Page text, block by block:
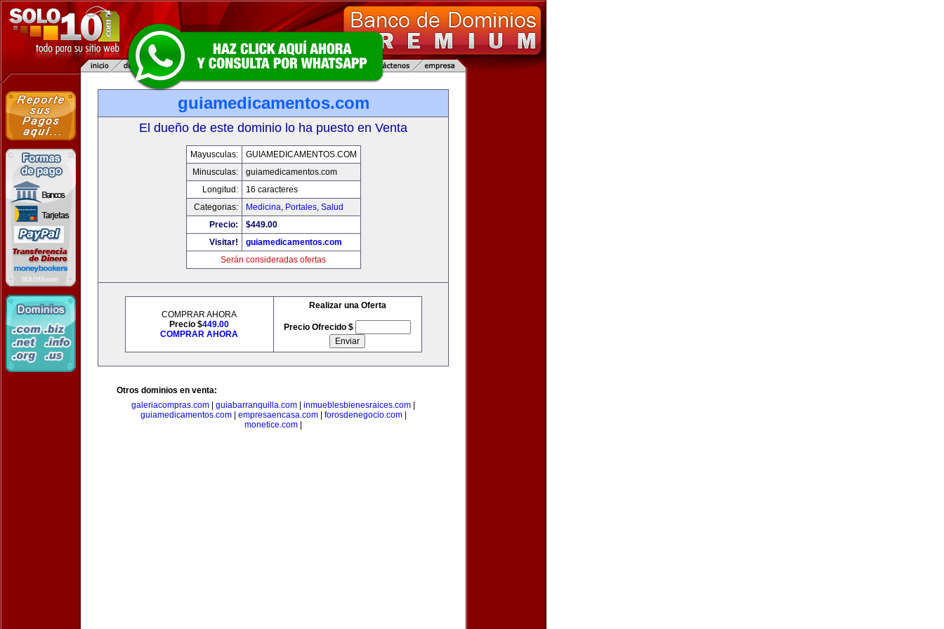
guiamedicamentos.com
El dueño de este dominio lo ha puesto en Venta
Mayusculas:
GUIAMEDICAMENTOS.COM
Minusculas:
guiamedicamentos.com
Longitud:
16 caracteres
Categorias:
Medicina, Portales, Salud
Precio:
$449.00
Visitar!
guiamedicamentos.com
Serán consideradas ofertas
COMPRAR AHORA
Precio $449.00
COMPRAR AHORA
Realizar una Oferta
Precio Ofrecido $
Otros dominios en venta:
galeriacompras.com
guiabarranquilla.com inmueblesbienesraices.com
guiamedicamentos.com| empresaencasa.com| forosdenegocio.com|
monetice.com